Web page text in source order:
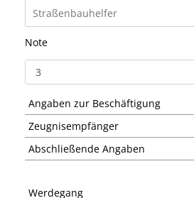
Note
Angaben zur Beschäftigung
Zeugnisempfänger
Abschließende Angaben
Werdegang